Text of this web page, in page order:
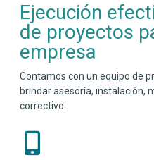
Ejecución
de proyectos
empresa
Contamos con un equipo de
brindar asesoría, instalación,
correctivo.